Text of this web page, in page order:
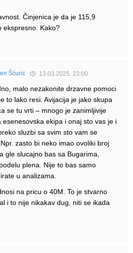
Činjenica je da je 115,9
ekspresno. Kako?
Šćuric 13.03.2025. 23:00
malo nezakonite drzavne pomoci
to lako resi. Avijacija je jako skupa
se tu vrti – mnogo je zanimljivije
esenesovska ekipa i onaj sto vas je i
sluzbi sa svim sto vam se
zasto bi neko imao ovoliki broj
gle slucajno bas sa Bugarima,
plena. Nije to bas samo
u analizama.
na pricu o 40M. To je stvarno
i to nije nikakav dug, niti se ikada